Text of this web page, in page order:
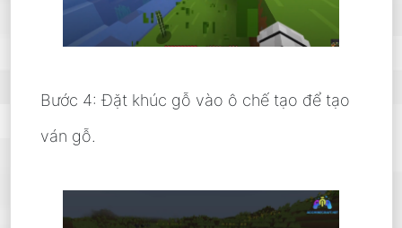
Bước 4: Đặt khúc gỗ vào ô chế tạo để tạo
ván gỗ.